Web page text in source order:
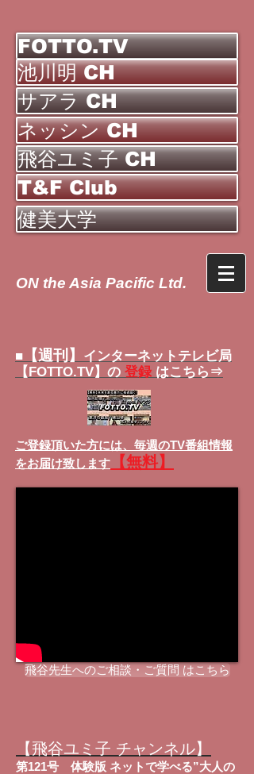
FOTTO.TV
池川明 CH
サアラ CH
ネッシン CH
飛谷ユミ子 CH
T&F Club
健美大学
ON the Asia Pacific Ltd.
■ 【週刊】
インターネットテレビ局
【FOTTO.TV】の 登録 はこちら⇒
ご登録頂いた方には、 毎週のTV番組情報
をお届け致します
【無料】
飛谷先生へのご相談・ご質問 はこちら
【飛谷ユミ子 チャンネル】
第121号 体験版 ネットで学べる”大人の